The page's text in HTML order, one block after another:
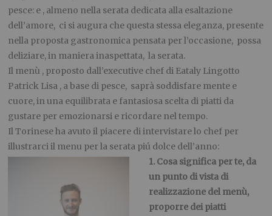
pesce: e , almeno nella serata dedicata alla esaltazione
dell’amore, ci si augura che questa stessa eleganza, presente
nella proposta gastronomica pensata per l’occasione, possa
deliziare, in maniera inaspettata, la serata.
Il menù , proposto dall’executive chef di Eataly Lingotto
Patrick Lisa , a base di pesce, saprà soddisfare mente e
cuore, in una equilibrata e fantasiosa scelta di piatti da
gustare per emozionarsi e ricordare nel tempo.
Il Torinese ha avuto il piacere di intervistare lo chef per
illustrarci il menu per la serata piú dolce dell’anno:
1. Cosa significa per te, da
un punto di vista di
realizzazione del menù,
proporre dei piatti